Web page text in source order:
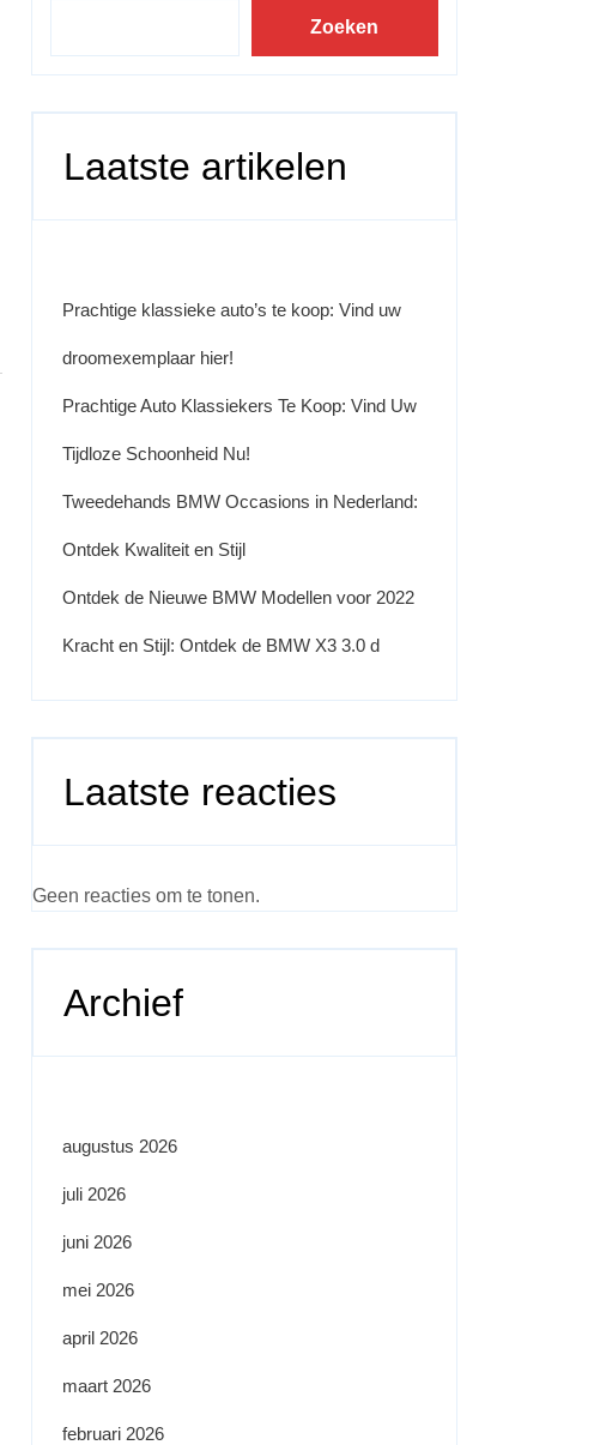
Zoeken
Laatste artikelen
Prachtige klassieke auto’s te koop: Vind uw
droomexemplaar hier!
Prachtige Auto Klassiekers Te Koop: Vind Uw
Tijdloze Schoonheid Nu!
Tweedehands BMW Occasions in Nederland:
Ontdek Kwaliteit en Stijl
Ontdek de Nieuwe BMW Modellen voor 2022
Kracht en Stijl: Ontdek de BMW X3 3.0 d
Laatste reacties
Geen reacties om te tonen.
Archief
augustus 2026
juli 2026
juni 2026
mei 2026
april 2026
maart 2026
februari 2026